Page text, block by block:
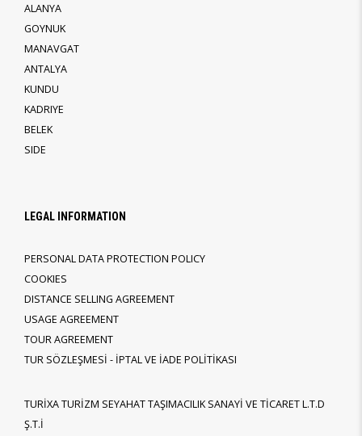
ALANYA
GOYNUK
MANAVGAT
ANTALYA
KUNDU
KADRIYE
BELEK
SIDE
LEGAL INFORMATION
PERSONAL DATA PROTECTION POLICY
COOKIES
DISTANCE SELLING AGREEMENT
USAGE AGREEMENT
TOUR AGREEMENT
TUR SÖZLEŞMESİ - İPTAL VE İADE POLİTİKASI
TURİXA TURİZM SEYAHAT TAŞIMACILIK SANAYİ VE TİCARET L.T.D
Ş.T.İ